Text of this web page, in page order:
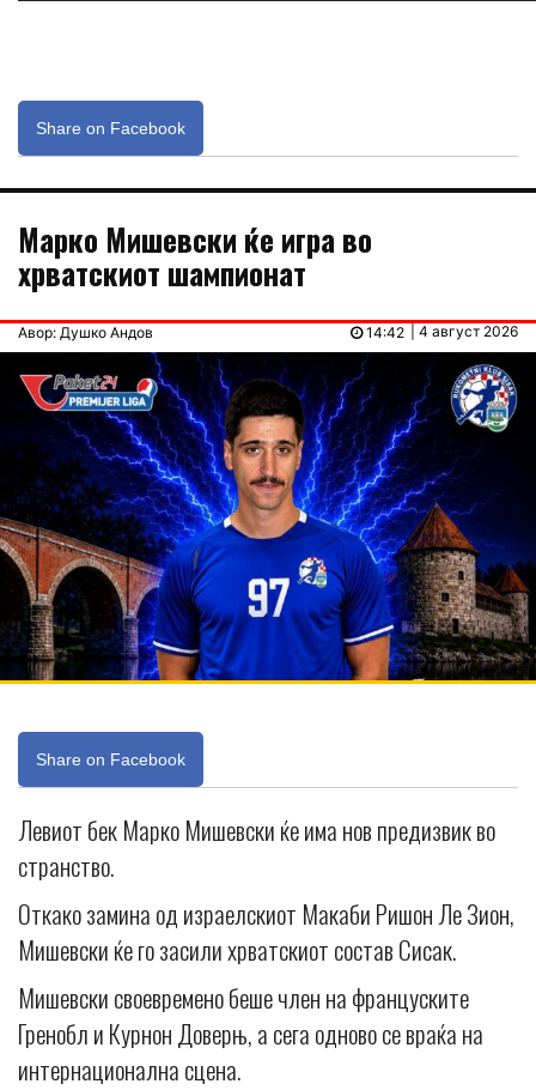
Share on Facebook
Марко Мишевски ќе игра во
хрватскиот шампионат
Авор: Душко Андов | 4 август 2026
14:42
Share on Facebook
Левиот бек Марко Мишевски ќе има нов предизвик во
странство.
Откако замина од израелскиот Макаби Ришон Ле Зион,
Мишевски ќе го засили хрватскиот состав Сисак.
Мишевски своевремено беше член на француските
Гренобл и Курнон Доверњ, а сега одново се враќа на
интернационална сцена.